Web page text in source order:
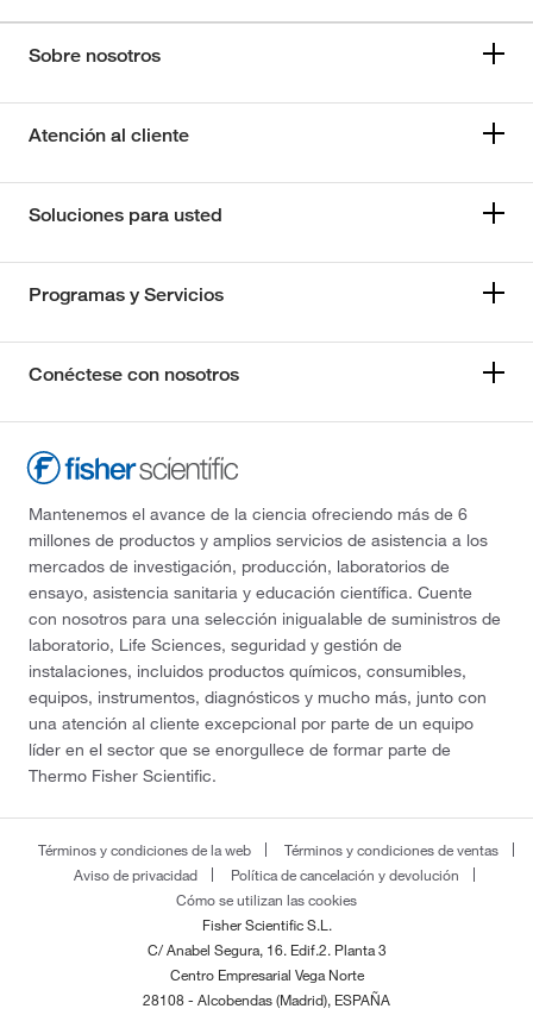
Sobre nosotros
Atención al cliente
Soluciones para usted
Programas y Servicios
Conéctese con nosotros
Mantenemos el avance de la ciencia ofreciendo más de 6
millones de productos y amplios servicios de asistencia a los
mercados de investigación, producción, laboratorios de
ensayo, asistencia sanitaria y educación científica. Cuente
con nosotros para una selección inigualable de suministros de
laboratorio, Life Sciences, seguridad y gestión de
instalaciones, incluidos productos químicos, consumibles,
equipos, instrumentos, diagnósticos y mucho más, junto con
una atención al cliente excepcional por parte de un equipo
líder en el sector que se enorgullece de formar parte de
Thermo Fisher Scientific.
Términos y condiciones de la web
Términos y condiciones de ventas
Aviso de privacidad
Política de cancelación y devolución
Cómo se utilizan las cookies
Fisher Scientific S.L.
C/ Anabel Segura, 16. Edif.2. Planta 3
Centro Empresarial Vega Norte
28108 - Alcobendas (Madrid), ESPAÑA